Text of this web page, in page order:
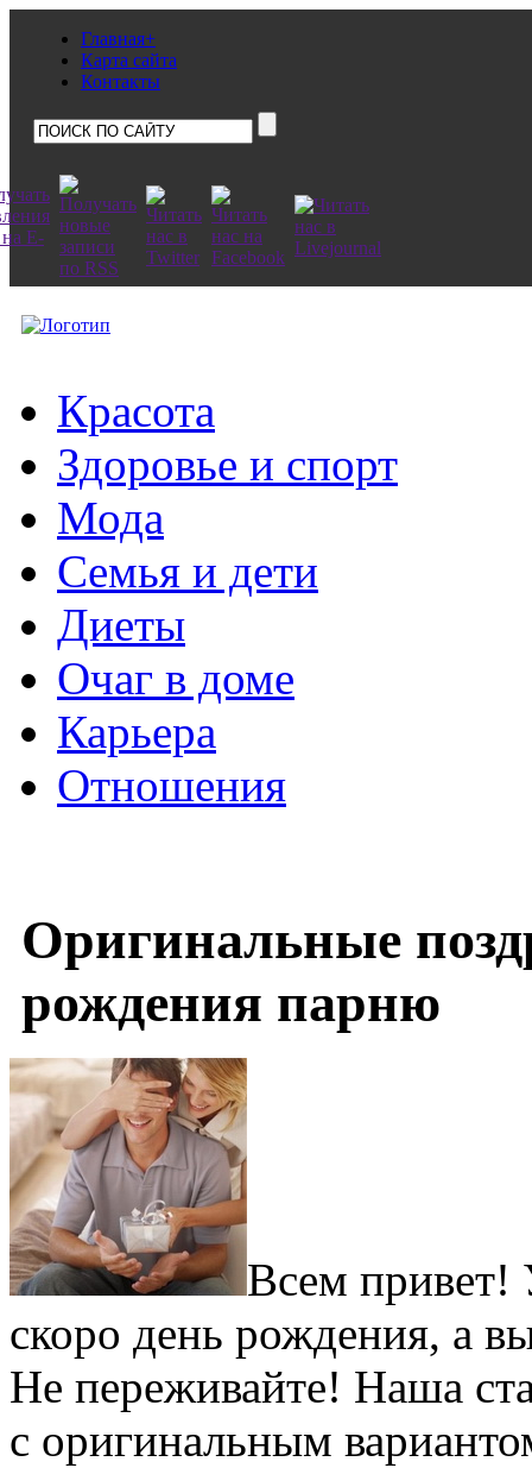
Главная+
Карта сайта
Контакты
Красота
Здоровье и спорт
Мода
Семья и дети
Диеты
Очаг в доме
Карьера
Отношения
Оригинальные
рождения парню
Всем привет!
скоро день рождения, а
Не переживайте! Наша
с оригинальным